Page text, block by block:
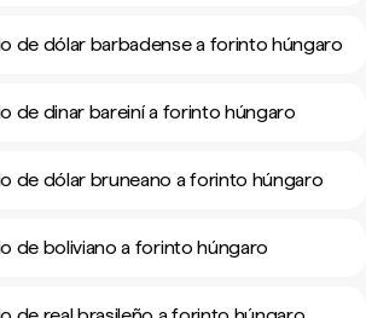
de dólar barbadense a forinto húngaro
de dinar bareiní a forinto húngaro
de dólar bruneano a forinto húngaro
de boliviano a forinto húngaro